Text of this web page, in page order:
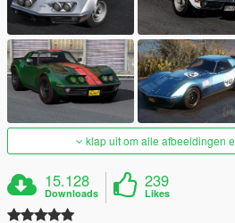
klap uit om alle afbeeldingen
15.128
Downloads
239
Likes